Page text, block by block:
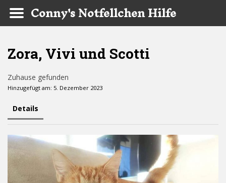
Zora, Vivi und Scotti
Zuhause gefunden
Hinzugefügt am: 5. Dezember 2023
Details
Conny's Notfellchen Hilfe